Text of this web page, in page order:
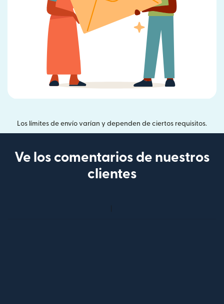
Los límites de envío varían y dependen de ciertos requisitos.
Ve los comentarios de nuestros
clientes